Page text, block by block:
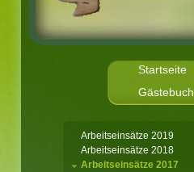
Startseite
Gästebuch
Arbeitseinsätze 2019
Arbeitseinsätze 2018
Arbeitseinsätze 2017